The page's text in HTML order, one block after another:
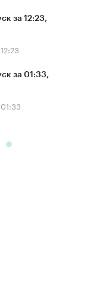
за 12:23,
за 01:33,